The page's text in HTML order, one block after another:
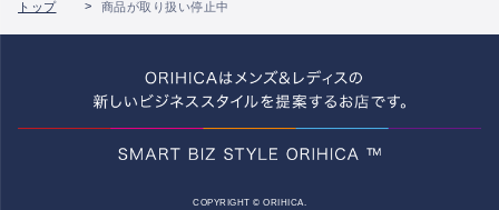
トップ 商品が取り扱い停止中
COPYRIGHT © ORIHICA.